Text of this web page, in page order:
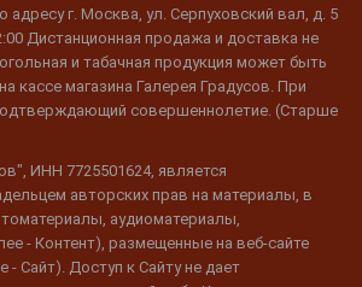
адресу г. Москва, ул. Серпуховский вал, д. 5
Дистанционная продажа и доставка не
и табачная продукция может быть
кассе магазина Галерея Градусов. При
совершеннолетие. (Старше
ИНН 7725501624, является
авторских прав на материалы, в
аудиоматериалы,
- Контент), размещенные на веб-сайте
- Сайт). Доступ к Сайту не дает